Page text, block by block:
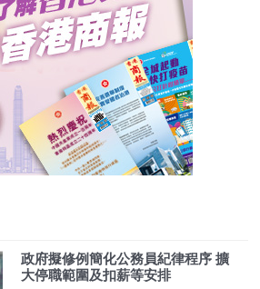
政府擬修例簡化公務員紀律程序 擴
大停職範圍及扣薪等安排